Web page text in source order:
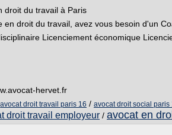
droit du travail à Paris
en droit du travail, avez vous besoin d'un
Licenciement économique
hervet.fr
avocat droit travail paris 16 / avocat droit social paris
droit travail employeur / avocat en